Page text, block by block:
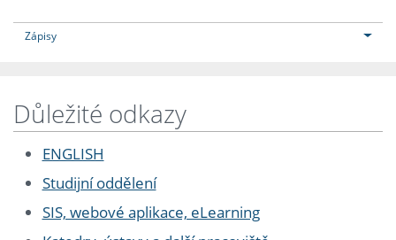
Zápisy
Důležité odkazy
ENGLISH
Studijní oddělení
SIS, webové aplikace, eLearning